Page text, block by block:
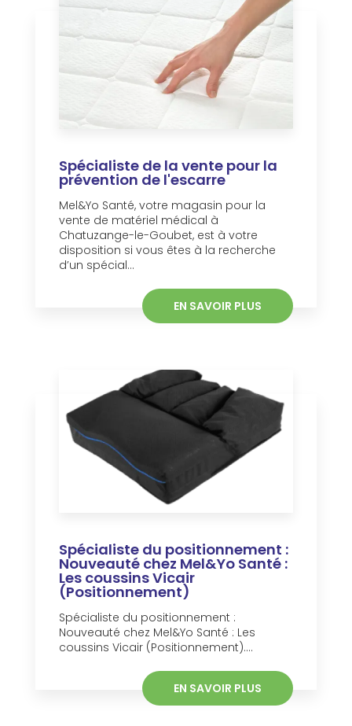
Spécialiste de la vente pour la
prévention de l'escarre
Mel&Yo Santé, votre magasin pour la
vente de matériel médical à
Chatuzange-le-Goubet, est à votre
disposition si vous êtes à la recherche
d’un spécial...
EN SAVOIR PLUS
Spécialiste du positionnement :
Nouveauté chez Mel&Yo Santé :
Les coussins Vicair
(Positionnement)
Spécialiste du positionnement :
Nouveauté chez Mel&Yo Santé : Les
coussins Vicair (Positionnement)....
EN SAVOIR PLUS